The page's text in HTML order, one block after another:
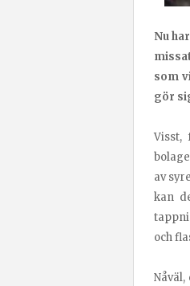
Nu
som
gör
Visst,
av
kan
och